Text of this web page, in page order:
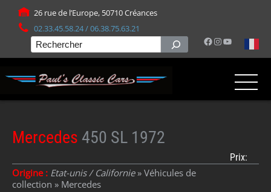
26 rue de l’Europe, 50710 Créances
02.33.45.58.24 / 06.38.75.63.21
Facebook
Instagram
YouTube
Rechercher
Mercedes 450 SL 1972
Prix:
Origine : Etat-unis / Californie» Véhicules de
collection » Mercedes
Panneau de gestion des cookies